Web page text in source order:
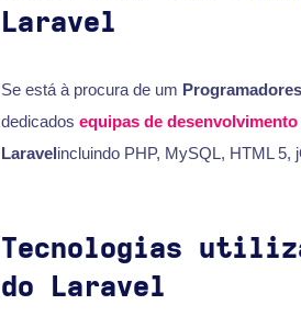
Laravel
Se está à procura de um
dedicados equipas de desenvolvimento
Laravelincluindo PHP, MySQL, HTML 5,
Tecnologias
do Laravel